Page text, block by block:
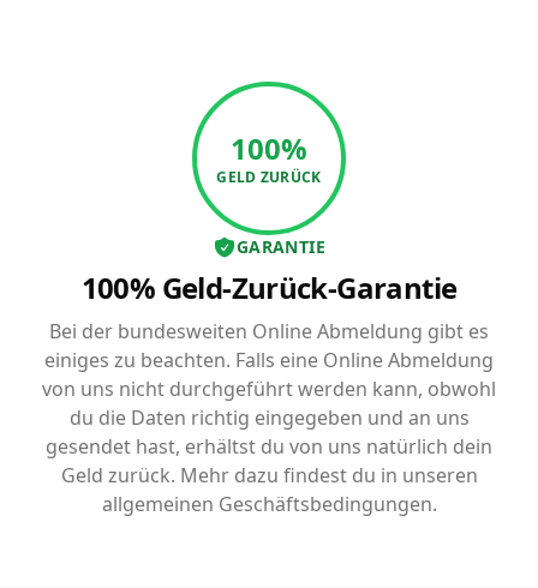
100%
GELD ZURÜCK
GARANTIE
100% Geld-Zurück-Garantie
Bei der bundesweiten Online Abmeldung gibt es
einiges zu beachten. Falls eine Online Abmeldung
von uns nicht durchgeführt werden kann, obwohl
du die Daten richtig eingegeben und an uns
gesendet hast, erhältst du von uns natürlich dein
Geld zurück. Mehr dazu findest du in unseren
allgemeinen Geschäftsbedingungen.